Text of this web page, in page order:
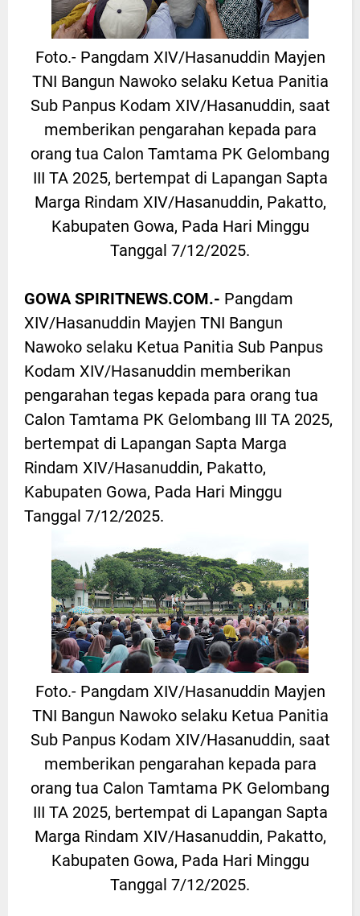
Foto.- Pangdam XIV/Hasanuddin Mayjen
TNI Bangun Nawoko selaku Ketua Panitia
Sub Panpus Kodam XIV/Hasanuddin, saat
memberikan pengarahan kepada para
orang tua Calon Tamtama PK Gelombang
III TA 2025, bertempat di Lapangan Sapta
Marga Rindam XIV/Hasanuddin, Pakatto,
Kabupaten Gowa, Pada Hari Minggu
Tanggal 7/12/2025.
GOWA SPIRITNEWS.COM.- Pangdam
XIV/Hasanuddin Mayjen TNI Bangun
Nawoko selaku Ketua Panitia Sub Panpus
Kodam XIV/Hasanuddin memberikan
pengarahan tegas kepada para orang tua
Calon Tamtama PK Gelombang III TA 2025,
bertempat di Lapangan Sapta Marga
Rindam XIV/Hasanuddin, Pakatto,
Kabupaten Gowa, Pada Hari Minggu
Tanggal 7/12/2025.
Foto.- Pangdam XIV/Hasanuddin Mayjen
TNI Bangun Nawoko selaku Ketua Panitia
Sub Panpus Kodam XIV/Hasanuddin, saat
memberikan pengarahan kepada para
orang tua Calon Tamtama PK Gelombang
III TA 2025, bertempat di Lapangan Sapta
Marga Rindam XIV/Hasanuddin, Pakatto,
Kabupaten Gowa, Pada Hari Minggu
Tanggal 7/12/2025.